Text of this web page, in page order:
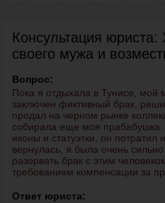
Консультация юриста:
своего мужа и
Вопрос:
Пока я отдыхала в Тунисе, мой
заключен фиктивный брак,
продал на черном рынке
собирала еще моя прабабушка.
иконы и статуэтки, он потратил
вернулась, я была очень
разорвать брак с этим
требованием компенсации за
Ответ юриста: